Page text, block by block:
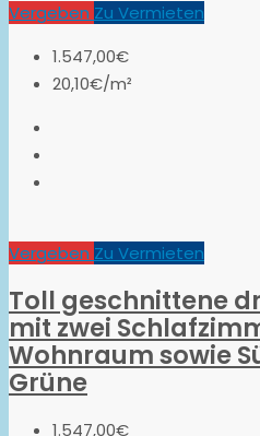
Vergeben Zu Vermieten
1.547,00€
20,10€/m²
Vergeben Zu Vermieten
Toll geschnittene
mit zwei
Wohnraum sowie
Grüne
1.547,00€